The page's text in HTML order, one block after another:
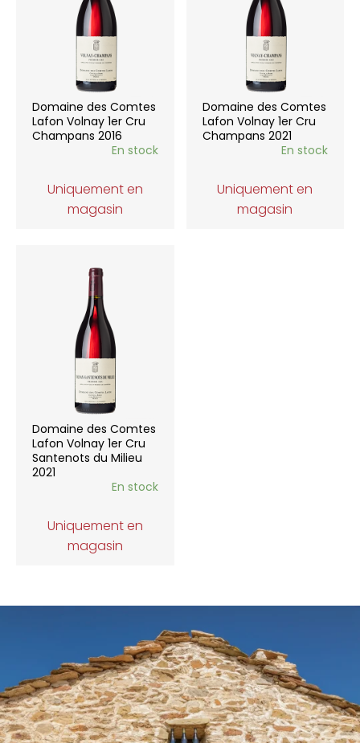
Domaine des Comtes
Lafon Volnay 1er Cru
Champans 2016
En stock
Uniquement en
magasin
Domaine des Comtes
Lafon Volnay 1er Cru
Champans 2021
En stock
Uniquement en
magasin
Domaine des Comtes
Lafon Volnay 1er Cru
Santenots du Milieu
2021
En stock
Uniquement en
magasin